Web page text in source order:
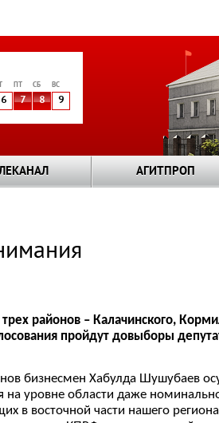
СБ ВС
6 7 8 9
АГИТПРОП
районов – Калачинского,
пройдут довыборы
бизнесмен Хабулда Шушубаев
уровне области даже
в восточной части нашего